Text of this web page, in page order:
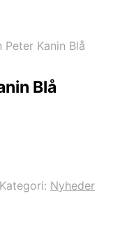
Peter Kanin Blå
Blå
Kategori: Nyheder